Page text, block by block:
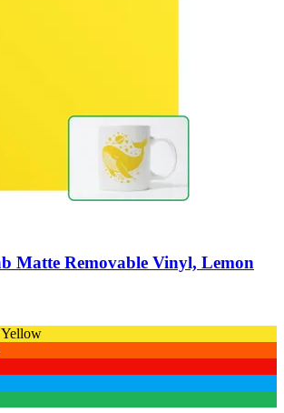
Matte Removable Vinyl, Lemon